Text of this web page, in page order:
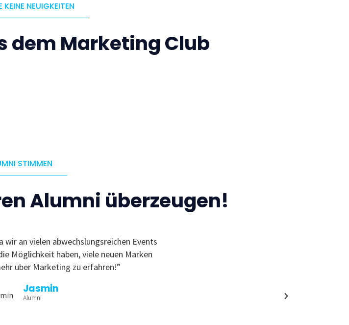
KEINE NEUIGKEITEN
dem Marketing Club
STIMMEN
Alumni überzeugen!
wir an vielen abwechslungsreichen Events
Möglichkeit haben, viele neuen Marken
über Marketing zu erfahren!”
Jasmin
Alumni